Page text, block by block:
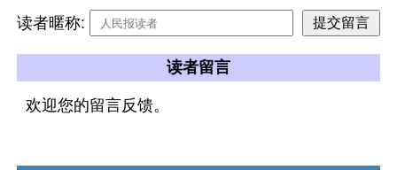
读者暱称:
读者留言
欢迎您的留言反馈。